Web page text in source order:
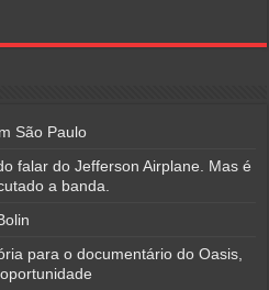
São Paulo
falar do Jefferson Airplane. Mas é
a banda.
para o documentário do Oasis,